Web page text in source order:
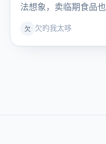
法想象，卖临期食品
欠 欠旳我太哆